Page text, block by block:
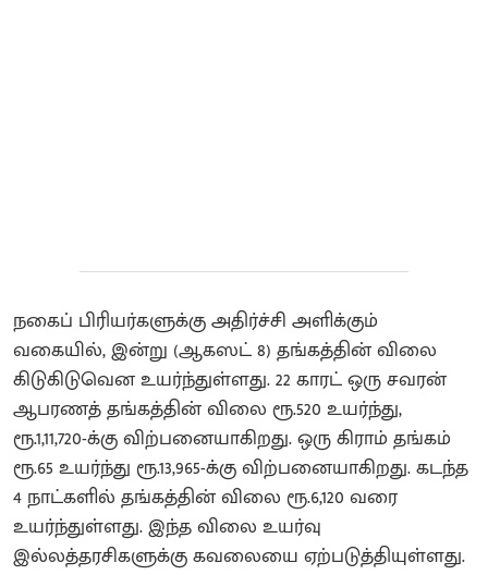
நகைப் பிரியர்களுக்கு அதிர்ச்சி அளிக்கும்
வகையில், இன்று (ஆகஸட் 8) தங்கத்தின் விலை
கிடுகிடுவென உயர்ந்துள்ளது. 22 காரட் ஒரு சவரன்
ஆபரணத் தங்கத்தின் விலை ரூ.520 உயர்ந்து,
ரூ.1,11,720-க்கு விற்பனையாகிறது. ஒரு கிராம் தங்கம்
ரூ.65 உயர்ந்து ரூ.13,965-க்கு விற்பனையாகிறது. கடந்த
4 நாட்களில் தங்கத்தின் விலை ரூ.6,120 வரை
உயர்ந்துள்ளது. இந்த விலை உயர்வு
இல்லத்தரசிகளுக்கு கவலையை ஏற்படுத்தியுள்ளது.